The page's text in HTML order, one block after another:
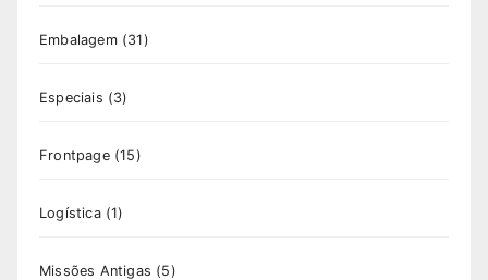
Embalagem(31)
Especiais (3)
Frontpage(15)
Logística(1)
Missões Antigas (5)